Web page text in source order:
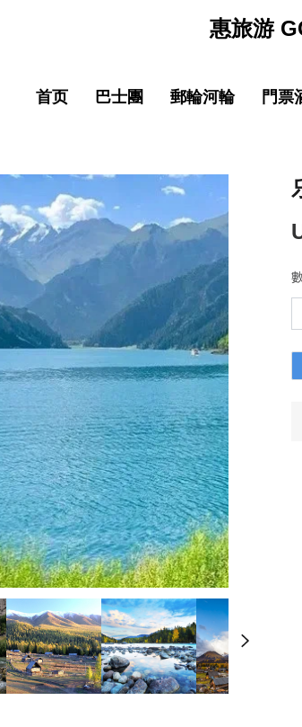
惠旅游
黃石國家公園
加拿大落基山
美國西部遊
美國東部遊
夏威夷群島・精選
北極光觀測・精選
佛州陽光・美國城市
墨西哥 ・中南美洲
超值 亞洲精選
奢華 亞洲甄選
品質 歐洲環線
奢華 歐洲甄選
澳大利亞 新西蘭
非洲 中東 中亞
河輪熱門路線
維京熱門路線(VIKING)
中文導遊河輪
點擊添加企業微信 點擊添加企業
首页 巴士團
黃石國家公園
加拿大落基山
美國西部遊
美國東部遊
夏威夷群島・精選
北極光觀測・精選
佛州陽光・美國城市
墨西哥 ・中南美洲
品質 亞洲精
超值 亞洲精
奢華 亞洲甄選
品質 歐洲環
奢華 歐洲甄選
澳大利亞 新
非洲 中東 中
郵輪河輪
河輪熱門路線
維京熱門路線(VIKING)
中文導遊河
門票
精選酒店
點擊添加企業微信